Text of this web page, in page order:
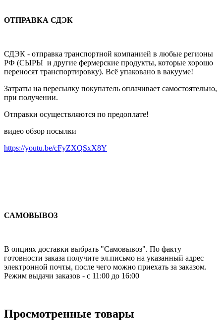
ОТПРАВКА СДЭК
СДЭК - отправка транспортной компанией в любые регионы
РФ (СЫРЫ и другие фермерские продукты, которые хорошо
переносят транспортировку). Всё упаковано в вакууме!
Затраты на пересылку покупатель оплачивает самостоятельно,
при получении.
Отправки осуществляются по предоплате!
видео обзор посылки
https://youtu.be/cFyZXQSxX8Y
САМОВЫВОЗ
В опциях доставки выбрать "Самовывоз". По факту
готовности заказа получите эл.письмо на указанный адрес
электронной почты, после чего можно приехать за заказом.
Режим выдачи заказов - с 11:00 до 16:00
Просмотренные товары